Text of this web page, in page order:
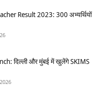
Result 2023: 300 अभ्यर्थियों
दिल्ली और मुंबई में खुलेंगे SKIMS